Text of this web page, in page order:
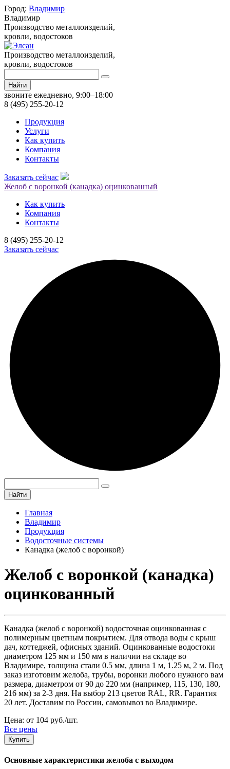
Город: Владимир
Владимир
Производство металлоизделий,
кровли, водостоков
Производство металлоизделий,
кровли, водостоков
Найти
звоните ежедневно, 9:00–18:00
8 (495) 255-20-12
Продукция
Услуги
Как купить
Компания
Контакты
Заказать сейчас
Желоб с воронкой (канадка) оцинкованный
Как купить
Компания
Контакты
8 (495) 255-20-12
Заказать сейчас
Найти
Главная
Владимир
Продукция
Водосточные системы
Канадка (желоб с воронкой)
Желоб с воронкой (канадка)
оцинкованный
Канадка (желоб с воронкой) водосточная оцинкованная с
полимерным цветным покрытием. Для отвода воды с крыш
дач, коттеджей, офисных зданий. Оцинкованные водостоки
диаметром 125 мм и 150 мм в наличии на складе во
Владимире, толщина стали 0.5 мм, длина 1 м, 1.25 м, 2 м. Под
заказ изготовим желоба, трубы, воронки любого нужного вам
размера, диаметром от 90 до 220 мм (например, 115, 130, 180,
216 мм) за 2-3 дня. На выбор 213 цветов RAL, RR. Гарантия
20 лет. Доставим по России, самовывоз во Владимире.
Цена: от 104 руб./шт.
Все цены
Купить
Основные характеристики желоба с выходом